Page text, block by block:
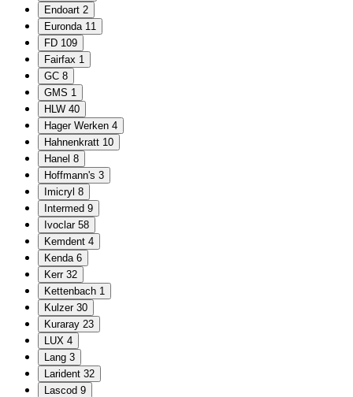
Endoart 2
Euronda 11
FD 109
Fairfax 1
GC 8
GMS 1
HLW 40
Hager Werken 4
Hahnenkratt 10
Hanel 8
Hoffmann's 3
Imicryl 8
Intermed 9
Ivoclar 58
Kemdent 4
Kenda 6
Kerr 32
Kettenbach 1
Kulzer 30
Kuraray 23
LUX 4
Lang 3
Larident 32
Lascod 9